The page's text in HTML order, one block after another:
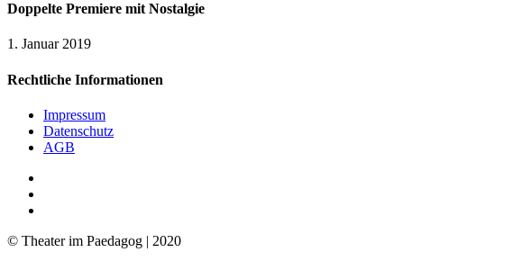
Doppelte Premiere mit Nostalgie
1. Januar 2019
Rechtliche Informationen
Impressum
Datenschutz
AGB
© Theater im Paedagog | 2020